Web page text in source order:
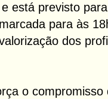
está previsto
para às
dos
o